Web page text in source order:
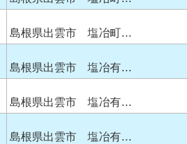
島根県出雲市 塩冶町…
島根県出雲市 塩冶有…
島根県出雲市 塩冶有…
島根県出雲市 塩冶有…